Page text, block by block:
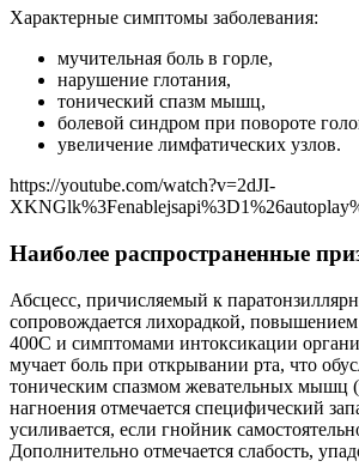
Характерные симптомы заболевания:
мучительная боль в горле,
нарушение глотания,
тонический спазм мышц,
болевой синдром при повороте
увеличение лимфатических узлов.
https://youtube.com/watch?v=2dJI-
Наиболее распространенные
Абсцесс, причисляемый к
сопровождается лихорадкой,
400С и симптомами интоксикации
мучает боль при открывании рта, что
тоническим спазмом жевательных мышц
нагноения отмечается специфический
усиливается, если гнойник
Дополнительно отмечается слабость,